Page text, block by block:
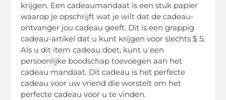
krijgen. Een cadeaumandaat is een stuk papier
waarop je opschrijft wat je wilt dat de cadeau-
ontvanger jou cadeau geeft. Dit is een grappig
cadeau-artikel dat u kunt krijgen voor slechts $ 5.
Als u dit item cadeau doet, kunt u een
persoonlijke boodschap toevoegen aan het
cadeau mandaat. Dit cadeau is het perfecte
cadeau voor uw vriend die worstelt om het
perfecte cadeau voor u te vinden.